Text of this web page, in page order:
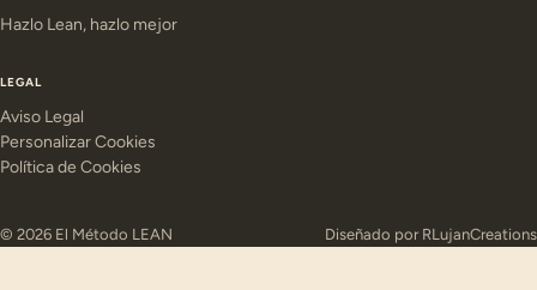
Hazlo Lean, hazlo mejor
LEGAL
Aviso Legal
Personalizar Cookies
Política de Cookies
© 2026 El Método LEAN Diseñado por RLujanCreations